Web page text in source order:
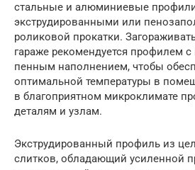
стальные и алюминиевые
экструдированными или
роликовой прокатки.
гараже рекомендуется профилем
пенным наполнением, чтобы
оптимальной температуры в
в благоприятном микроклимате
деталям и узлам.
Экструдированный профиль из
слитков, обладающий усиленной